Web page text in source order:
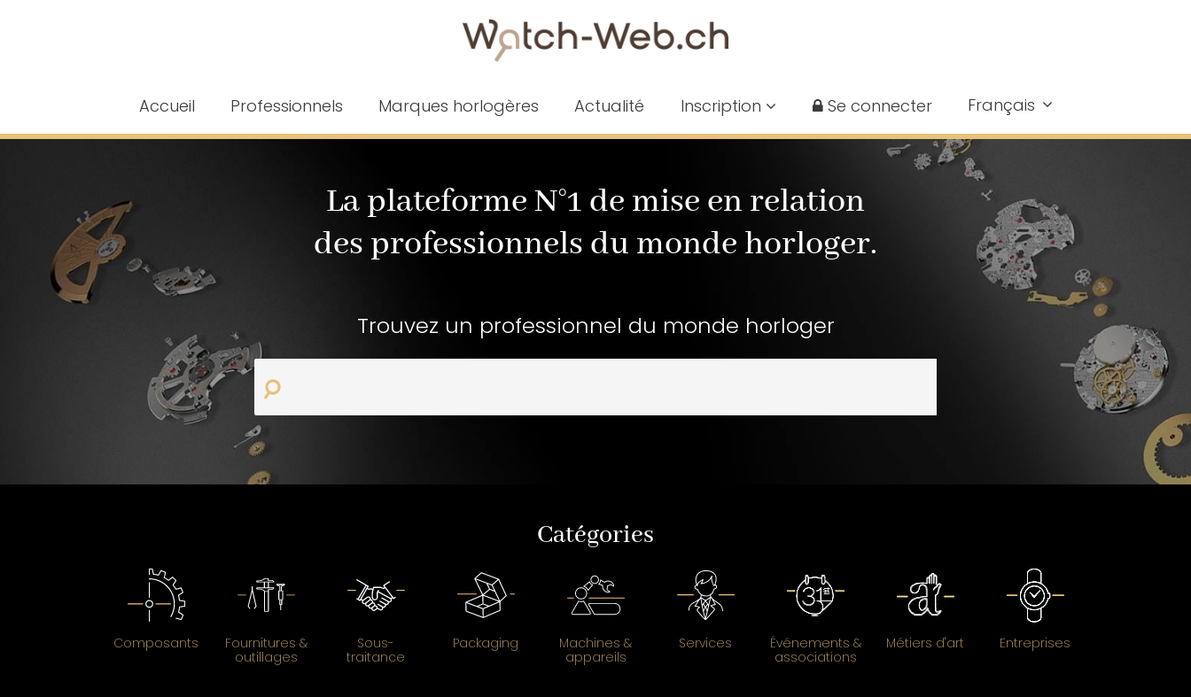
Accueil Professionnels Marques horlogères Actualité Inscription Se connecter Français
La plateforme N°1 de mise en relation
des professionnels du monde horloger.
Trouvez un professionnel du monde horloger
Catégories
Composants
Fournitures &
outillages
Sous-
traitance
Packaging
Machines &
appareils
Services
Événements &
associations
Métiers d'art Entreprises